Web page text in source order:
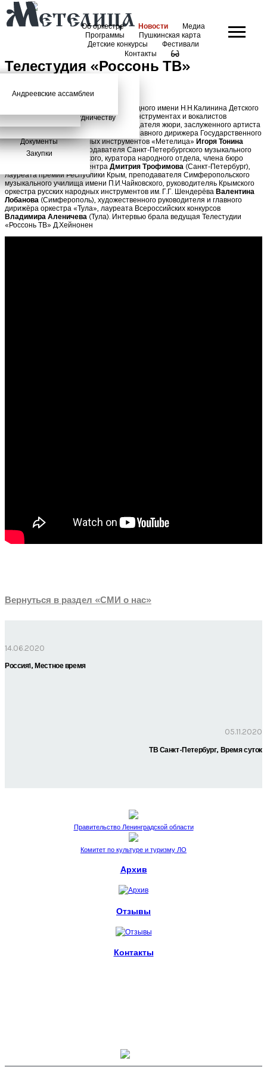
Об оркестре
История
Документы
Закупки
Новости
Анонсы
Медиа
Фото
Программы
Школьный абонемент
Приглашаем к сотрудничеству
Пушкинская карта
Детские конкурсы
2026 год
Фестивали
Андреевские ассамблеи
Контакты
Телестудия «Россонь ТВ»
Интервью членов жюри ХV Международного имени Н.Н.Калинина Детского
конкурса исполнителей на народных инструментах и вокалистов
«Метелица» в режиме онлайн: председателя жюри, заслуженного артиста
РФ, художественного руководителя и главного дирижера Государственного
Оркестра русских народных инструментов «Метелица» Игоря Тонина
(Санкт-Петербург), преподавателя Санкт-Петербургского музыкального
училища им.М.П.Мусоргского, куратора народного отдела, члена бюро
Учебно методического центра Дмитрия Трофимова (Санкт-Петербург),
лауреата премии Республики Крым, преподавателя Симферопольского
музыкального училища имени П.И.Чайковского, руководителяь Крымского
оркестра русских народных инструментов им. Г.Г. Шендерёва Валентина
Лобанова (Симферополь), художественного руководителя и главного
дирижёра оркестра «Тула», лауреата Всероссийских конкурсов
Владимира Аленичева (Тула). Интервью брала ведущая Телестудии
«Россонь ТВ» Д.Хейнонен
Вернуться в раздел «СМИ о нас»
14.06.2020
Россия1, Местное время
05.11.2020
ТВ Санкт-Петербург, Время суток
Правительство Ленинградской области
Комитет по культуре и туризму ЛО
Архив
Отзывы
Контакты